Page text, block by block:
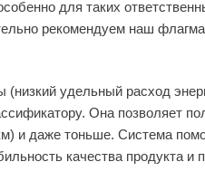
для таких
рекомендуем наш
удельный расход
Она позволяет
и даже тоньше. Система
качества продукта и